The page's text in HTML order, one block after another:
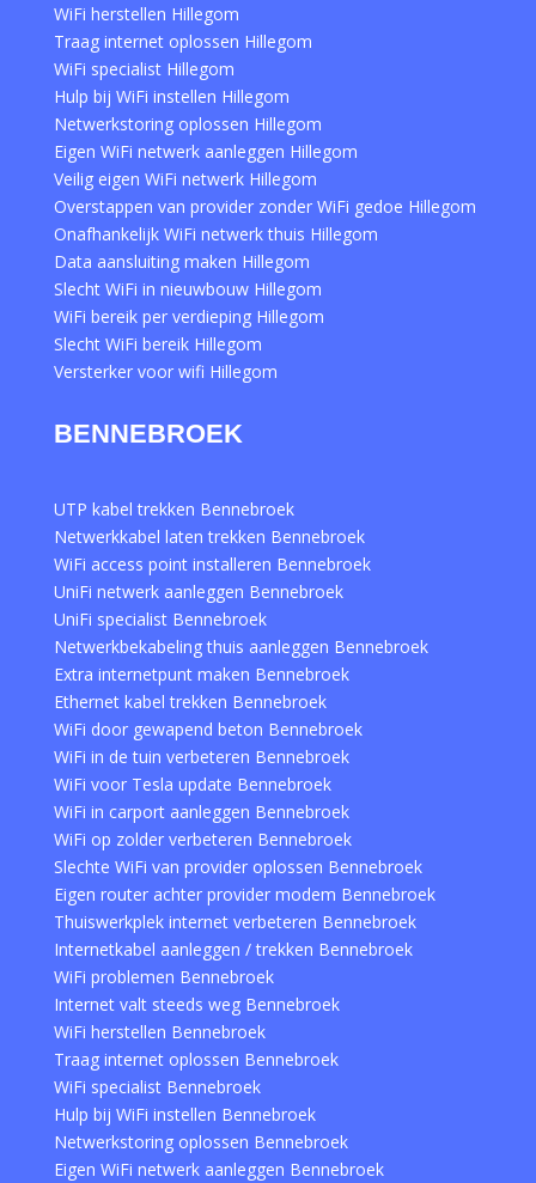
WiFi herstellen Hillegom
Traag internet oplossen Hillegom
WiFi specialist Hillegom
Hulp bij WiFi instellen Hillegom
Netwerkstoring oplossen Hillegom
Eigen WiFi netwerk aanleggen Hillegom
Veilig eigen WiFi netwerk Hillegom
Overstappen van provider zonder WiFi gedoe Hillegom
Onafhankelijk WiFi netwerk thuis Hillegom
Data aansluiting maken Hillegom
Slecht WiFi in nieuwbouw Hillegom
WiFi bereik per verdieping Hillegom
Slecht WiFi bereik Hillegom
Versterker voor wifi Hillegom
BENNEBROEK
UTP kabel trekken Bennebroek
Netwerkkabel laten trekken Bennebroek
WiFi access point installeren Bennebroek
UniFi netwerk aanleggen Bennebroek
UniFi specialist Bennebroek
Netwerkbekabeling thuis aanleggen Bennebroek
Extra internetpunt maken Bennebroek
Ethernet kabel trekken Bennebroek
WiFi door gewapend beton Bennebroek
WiFi in de tuin verbeteren Bennebroek
WiFi voor Tesla update Bennebroek
WiFi in carport aanleggen Bennebroek
WiFi op zolder verbeteren Bennebroek
Slechte WiFi van provider oplossen Bennebroek
Eigen router achter provider modem Bennebroek
Thuiswerkplek internet verbeteren Bennebroek
Internetkabel aanleggen / trekken Bennebroek
WiFi problemen Bennebroek
Internet valt steeds weg Bennebroek
WiFi herstellen Bennebroek
Traag internet oplossen Bennebroek
WiFi specialist Bennebroek
Hulp bij WiFi instellen Bennebroek
Netwerkstoring oplossen Bennebroek
Eigen WiFi netwerk aanleggen Bennebroek